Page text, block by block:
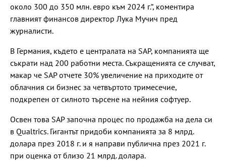
около 300 до 350 млн. евро към 2024 г.“, коментира
главният финансов директор Лука Мучич пред
журналисти.
В Германия, където е централата на SAP, компанията ще
съкрати над 200 работни места. Съкращенията се случват,
макар че SAP отчете 30% увеличение на приходите от
облачния си бизнес за четвъртото тримесечие,
подкрепен от силното търсене на нейния софтуер.
Освен това SAP започна процес по продажба на дела си
в Qualtrics. Гигантът придоби компанията за 8 млрд.
долара през 2018 г. и я направи публична през 2021 г.
при оценка от близо 21 млрд. долара.